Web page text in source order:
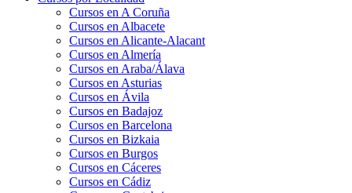
Cursos en A Coruña
Cursos en Albacete
Cursos en Alicante-Alacant
Cursos en Almería
Cursos en Araba/Álava
Cursos en Asturias
Cursos en Ávila
Cursos en Badajoz
Cursos en Barcelona
Cursos en Bizkaia
Cursos en Burgos
Cursos en Cáceres
Cursos en Cádiz